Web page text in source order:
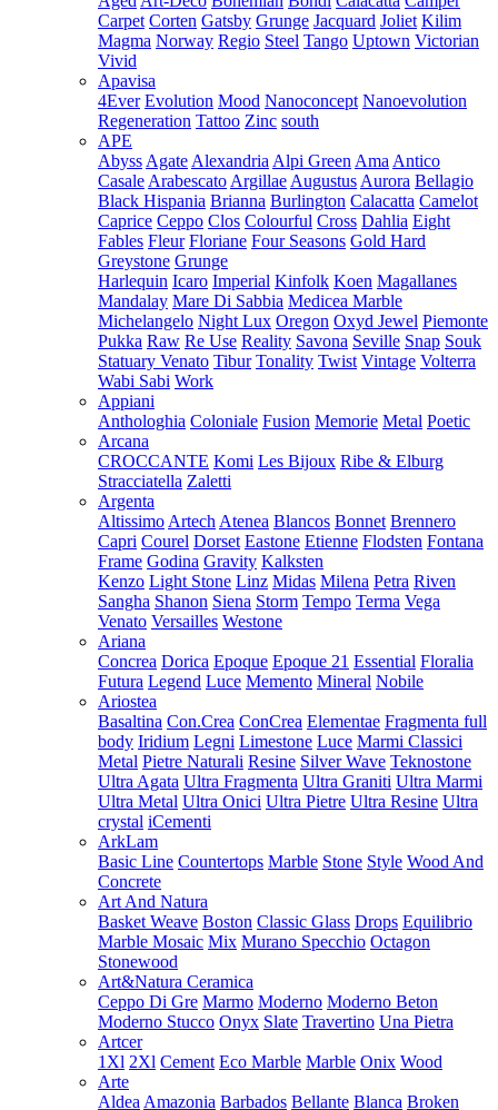
Carpet Corten Gatsby Grunge Jacquard Joliet Kilim
Magma Norway Regio Steel Tango Uptown Victorian
Vivid
Apavisa
4Ever Evolution Mood Nanoconcept Nanoevolution
Regeneration Tattoo Zinc south
APE
Abyss Agate Alexandria Alpi Green Ama Antico
Casale Arabescato Argillae Augustus Aurora Bellagio
Black Hispania Brianna Burlington Calacatta Camelot
Caprice Ceppo Clos Colourful Cross Dahlia Eight
Fables Fleur Floriane Four Seasons Gold Hard
Greystone Grunge
Harlequin Icaro Imperial Kinfolk Koen Magallanes
Mandalay Mare Di Sabbia Medicea Marble
Michelangelo Night Lux Oregon Oxyd Jewel Piemonte
Pukka Raw Re Use Reality Savona Seville Snap Souk
Statuary Venato Tibur Tonality Twist Vintage Volterra
Wabi Sabi Work
Appiani
Anthologhia Coloniale Fusion Memorie Metal Poetic
Arcana
CROCCANTE Komi Les Bijoux Ribe & Elburg
Stracciatella Zaletti
Argenta
Altissimo Artech Atenea Blancos Bonnet Brennero
Capri Courel Dorset Eastone Etienne Flodsten Fontana
Frame Godina Gravity Kalksten
Kenzo Light Stone Linz Midas Milena Petra Riven
Sangha Shanon Siena Storm Tempo Terma Vega
Venato Versailles Westone
Ariana
Concrea Dorica Epoque Epoque 21 Essential Floralia
Futura Legend Luce Memento Mineral Nobile
Ariostea
Basaltina Con.Crea ConCrea Elementae Fragmenta full
body Iridium Legni Limestone Luce Marmi Classici
Metal Pietre Naturali Resine Silver Wave Teknostone
Ultra Agata Ultra Fragmenta Ultra Graniti Ultra Marmi
Ultra Metal Ultra Onici Ultra Pietre Ultra Resine Ultra
crystal iCementi
ArkLam
Basic Line Countertops Marble Stone Style Wood And
Concrete
Art And Natura
Basket Weave Boston Classic Glass Drops Equilibrio
Marble Mosaic Mix Murano Specchio Octagon
Stonewood
Art&Natura Ceramica
Ceppo Di Gre Marmo Moderno Moderno Beton
Moderno Stucco Onyx Slate Travertino Una Pietra
Artcer
1Xl 2Xl Cement Eco Marble Marble Onix Wood
Arte
Aldea Amazonia Barbados Bellante Blanca Broken